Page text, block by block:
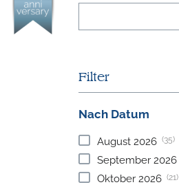
Filter
Nach Datum
August 2026 (35)
September 2026
Oktober 2026 (21)